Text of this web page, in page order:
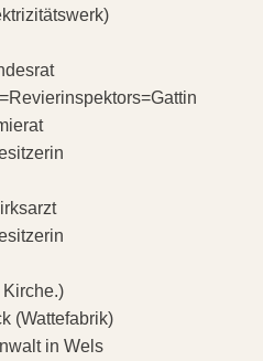
(Wattefabrik)
in Wels